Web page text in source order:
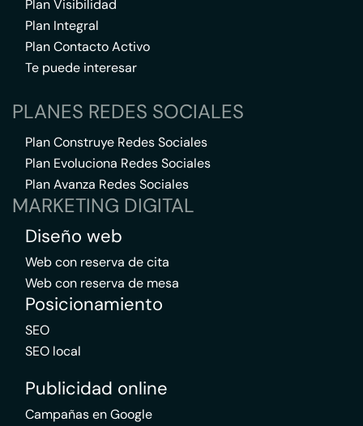
Plan Visibilidad
Plan Integral
Plan Contacto Activo
Te puede interesar
PLANES REDES SOCIALES
Plan Construye Redes Sociales
Plan Evoluciona Redes Sociales
Plan Avanza Redes Sociales
MARKETING DIGITAL
Diseño web
Web con reserva de cita
Web con reserva de mesa
Posicionamiento
SEO
SEO local
Publicidad online
Campañas en Google